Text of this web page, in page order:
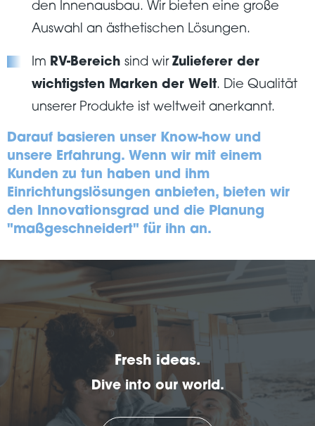
den Innenausbau. Wir bieten eine große
Auswahl an ästhetischen Lösungen.
Im RV-Bereich sind wir Zulieferer der
wichtigsten Marken der Welt. Die Qualität
unserer Produkte ist weltweit anerkannt.
Darauf basieren unser Know-how und
unsere Erfahrung. Wenn wir mit einem
Kunden zu tun haben und ihm
Einrichtungslösungen anbieten, bieten wir
den Innovationsgrad und die Planung
"maßgeschneidert" für ihn an.
Fresh ideas.
Dive into our world.